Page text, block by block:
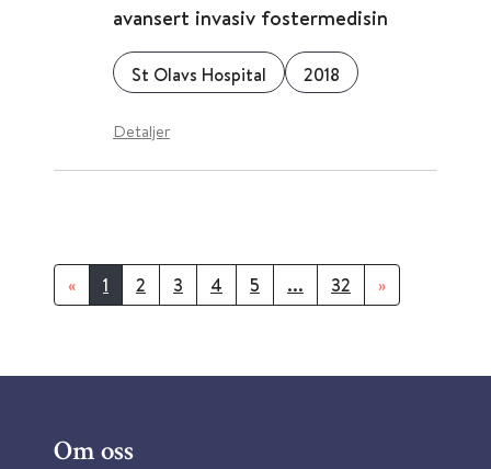
avansert invasiv fostermedisin
St Olavs Hospital 2018
Detaljer
« 1 2 3 4 5 ... 32 »
Om oss